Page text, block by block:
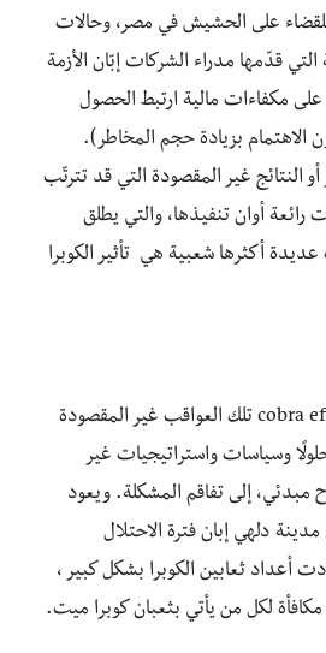
للقضاء على الحشيش في مصر، وحالات
التي قدّمها مدراء الشركات إبّان الأزمة
على مكفاءات مالية ارتبط الحصول
الاهتمام بزيادة حجم المخاطر).
النتائج غير المقصودة التي قد تترتّب
أوان تنفيذها، والتي يطلق
أكثرها شعبية هي تأثير الكوبرا
نقصد بتأثير الكوبرا cobra effect تلك العواقب غير المقصودة
وسياسات واستراتيجيات غير
إلى تفاقم المشكلة. ويعود
دلهي إبان فترة الاحتلال
أعداد ثعابين الكوبرا بشكل كبير ،
لكل من يأتي بثعبان كوبرا ميت.